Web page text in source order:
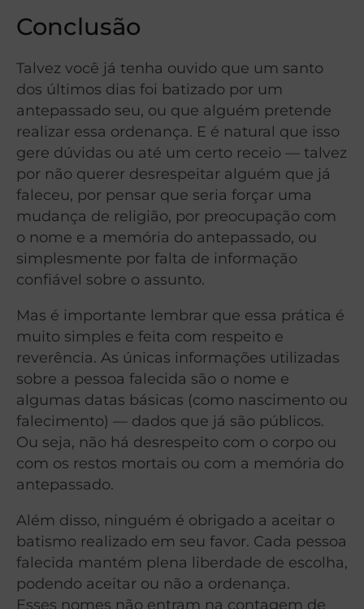
Conclusão
Talvez você já tenha ouvido que um santo
dos últimos dias foi batizado por um
antepassado seu, ou que alguém pretende
realizar essa ordenança. E é natural que isso
gere dúvidas ou até um certo receio — talvez
por não querer desrespeitar alguém que já
faleceu, por pensar que seria forçar uma
mudança de religião, por preocupação com
o nome e a memória do antepassado, ou
simplesmente por falta de informação
confiável sobre o assunto.
Mas é importante lembrar que essa prática é
muito simples e feita com respeito e
reverência. As únicas informações utilizadas
sobre a pessoa falecida são o nome e
algumas datas básicas (como nascimento ou
falecimento) — dados que já são públicos.
Ou seja, não há desrespeito com o corpo ou
com os restos mortais ou com a memória do
antepassado.
Além disso, ninguém é obrigado a aceitar o
batismo realizado em seu favor. Cada pessoa
falecida mantém plena liberdade de escolha,
podendo aceitar ou não a ordenança.
Esses nomes não entram na contagem de